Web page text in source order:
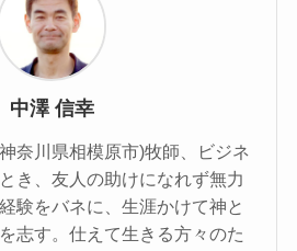
中澤 信幸
奈川県相模原市)牧師、ビジネ
き、友人の助けになれず無力
験をバネに、生涯かけて神と
志す。仕えて生きる方々のた